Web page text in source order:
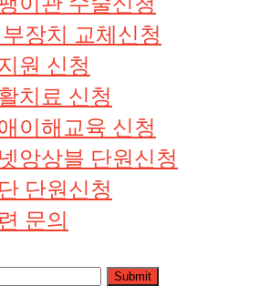
장치 교체신청
원 신청
치료 신청
이해교육 신청
앙상블 단원신청
단원신청
문의
Submit